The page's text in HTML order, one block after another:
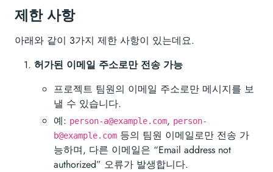
제한 사항
아래와 같이 3가지 제한 사항이 있는데요.
허가된 이메일 주소로만 전송 가능
프로젝트 팀원의 이메일 주소로만 메시지를 보
낼 수 있습니다.
예: person-a@example.com, person-
b@example.com 등의 팀원 이메일로만 전송 가
능하며, 다른 이메일은 “Email address not
authorized” 오류가 발생합니다.